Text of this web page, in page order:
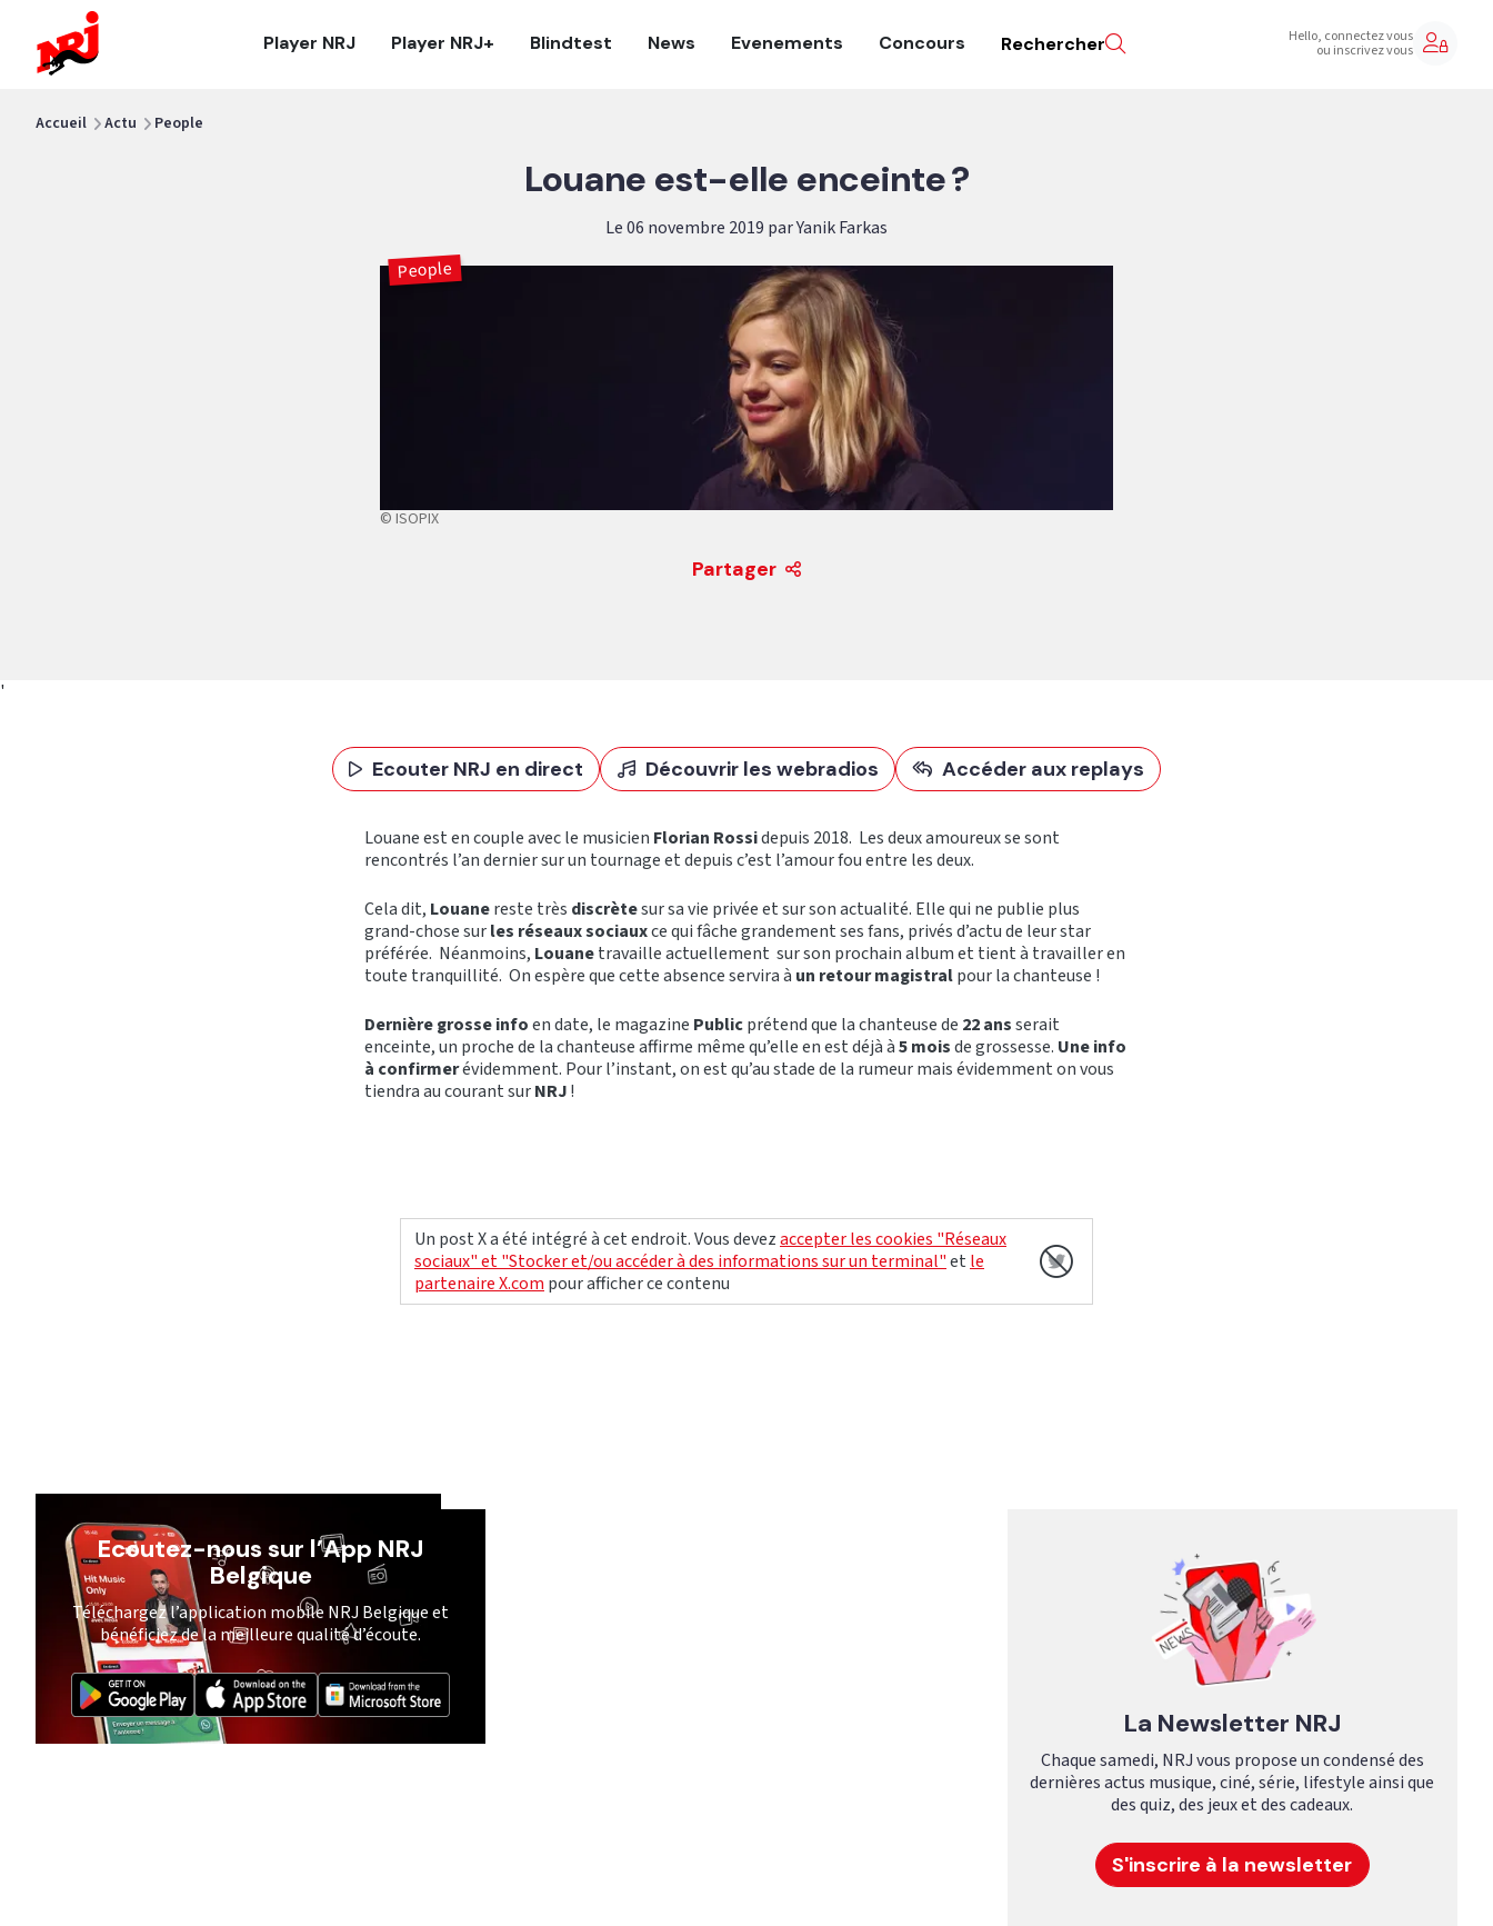
Player NRJ Player NRJ+ Blindtest News Evenements Concours Rechercher Hello, connectez vous
ou inscrivez vous
Accueil Actu People
Louane est-elle enceinte ?
Le 06 novembre 2019 par Yanik Farkas
People
© ISOPIX
Partager
'
Ecouter NRJ en direct Découvrir les webradios Accéder aux replays
Louane est en couple avec le musicien Florian Rossidepuis 2018. Les deux amoureux se sont
rencontrés l’an dernier sur un tournage et depuis c’est l’amour fou entre les deux.
Cela dit, Louanereste très discrètesur sa vie privée et sur son actualité. Elle qui ne publie plus
grand-chose surles réseaux sociauxce qui fâche grandement ses fans, privés d’actu de leur star
préférée. Néanmoins, Louanetravaille actuellement sur son prochain album et tient à travailler en
toute tranquillité. On espère que cette absence servira à un retour magistralpour la chanteuse !
Dernière grosse infoen date, le magazine Publicprétend que la chanteuse de 22 ansserait
enceinte, un proche de la chanteuse affirme même qu’elle en est déjà à5 moisde grossesse. Une info
à confirmerévidemment. Pour l’instant, on est qu’au stade de la rumeur mais évidemment on vous
tiendra au courant surNRJ!
Un post X a été intégré à cet endroit. Vous devezaccepter les cookies "Réseaux
sociaux" et "Stocker et/ou accéder à des informations sur un terminal"et le
partenaire X.com pour afficher ce contenu
Ecoutez-nous sur l’App NRJ
Belgique
Téléchargez l’application mobile NRJ Belgique et
bénéficiez de la meilleure qualité d’écoute.
La Newsletter NRJ
Chaque samedi, NRJ vous propose un condensé des
dernières actus musique, ciné, série, lifestyle ainsi que
des quiz, des jeux et des cadeaux.
S'inscrire à la newsletter